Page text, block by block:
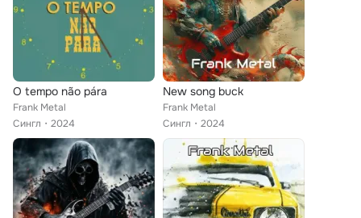
O tempo não pára
Frank Metal
Сингл
2024
New song buck
Frank Metal
Сингл
2024